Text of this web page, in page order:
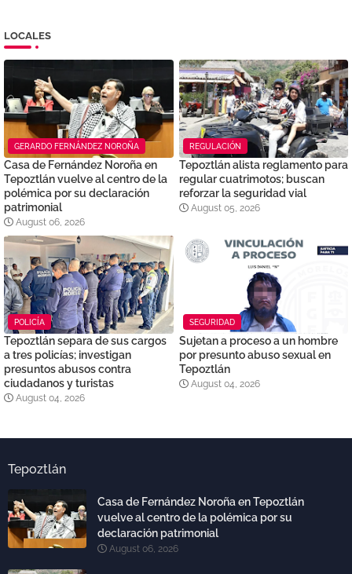
LOCALES
GERARDO FERNÁNDEZ NOROÑA
Casa de Fernández Noroña en
Tepoztlán vuelve al centro de la
polémica por su declaración
patrimonial
August 06, 2026
REGULACIÓN
Tepoztlán alista reglamento para
regular cuatrimotos; buscan
reforzar la seguridad vial
August 05, 2026
POLICÍA
Tepoztlán separa de sus cargos
a tres policías; investigan
presuntos abusos contra
ciudadanos y turistas
August 04, 2026
SEGURIDAD
Sujetan a proceso a un hombre
por presunto abuso sexual en
Tepoztlán
August 04, 2026
Tepoztlán
Casa de Fernández Noroña en Tepoztlán
vuelve al centro de la polémica por su
declaración patrimonial
August 06, 2026